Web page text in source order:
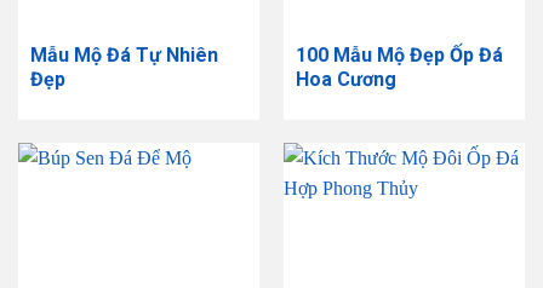
Mẫu Mộ Đá Tự Nhiên
Đẹp
100 Mẫu Mộ Đẹp Ốp Đá
Hoa Cương